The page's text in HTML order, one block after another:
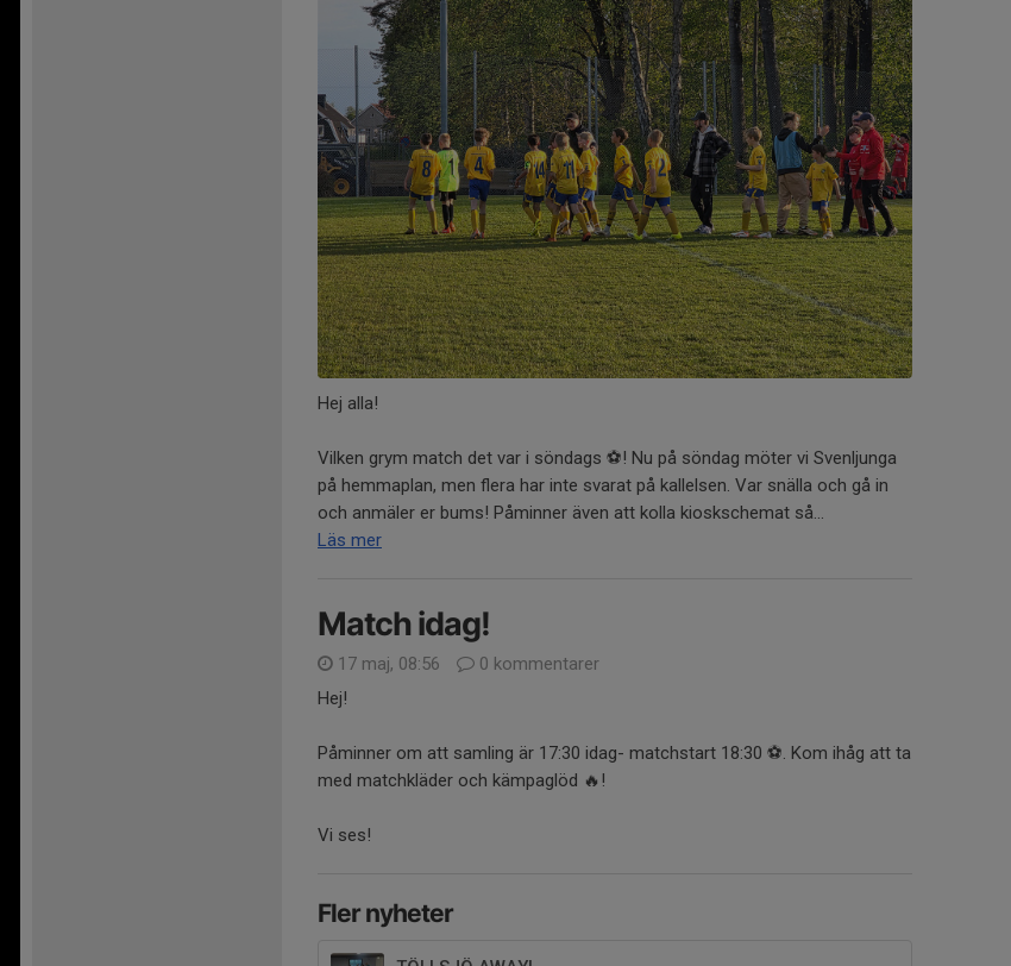
Hej alla!
Vilken grym match det var i söndags ⚽️! Nu på söndag möter vi Svenljunga
på hemmaplan, men flera har inte svarat på kallelsen. Var snälla och gå in
och anmäler er bums! Påminner även att kolla kioskschemat så...
Läs mer
Match idag!
17 maj, 08:56
0 kommentarer
Hej!
Påminner om att samling är 17:30 idag- matchstart 18:30 ⚽️. Kom ihåg att ta
med matchkläder och kämpaglöd 🔥!
Vi ses!
Fler nyheter